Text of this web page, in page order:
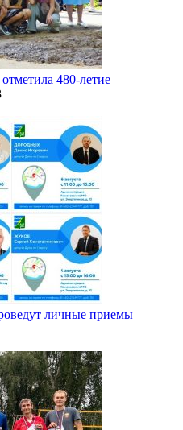
480-летие
личные приемы